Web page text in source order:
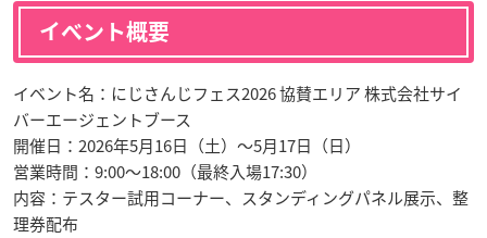
イベント概要
イベント名：にじさんじフェス2026 協賛エリア 株式会社サイ
バーエージェントブース
開催日：2026年5月16日（土）〜5月17日（日）
営業時間：9:00〜18:00（最終入場17:30）
内容：テスター試用コーナー、スタンディングパネル展示、整
理券配布